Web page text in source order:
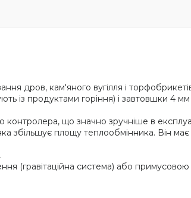
дров, кам'яного вугілля і
із продуктами горіння) і завтовшки 4
що значно зручніше в
збільшує площу теплообмінника. Він має
(гравітаційна система) або примусовою